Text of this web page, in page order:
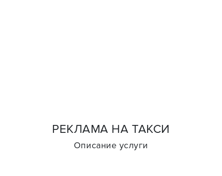
РЕКЛАМА НА ТАКСИ
Описание услуги